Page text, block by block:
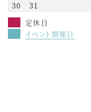
30
31
定休日
イベント開催日